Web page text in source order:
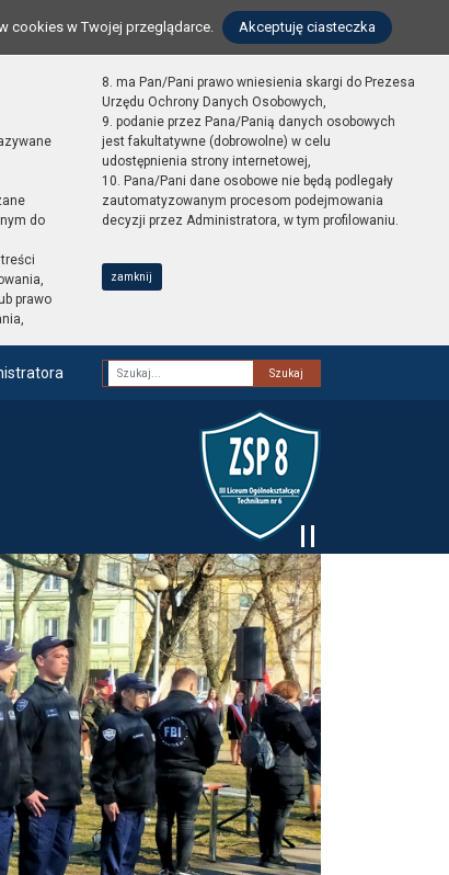
cookies w Twojej przeglądarce. Akceptuję ciasteczka
do
prawo
8. ma Pan/Pani prawo wniesienia skargi do Prezesa
Urzędu Ochrony Danych Osobowych,
9. podanie przez Pana/Panią danych osobowych
jest fakultatywne (dobrowolne) w celu
udostępnienia strony internetowej,
10. Pana/Pani dane osobowe nie będą podlegały
zautomatyzowanym procesom podejmowania
decyzji przez Administratora, w tym profilowaniu.
zamknij
Fraza